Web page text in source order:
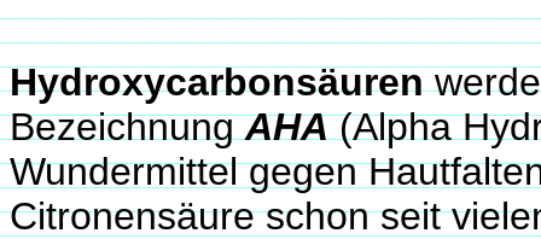
Hydroxycarbonsäuren
BezeichnungAHA(Alpha
Wundermittel gegen
Citronensäure schon seit